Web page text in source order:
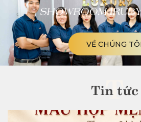
SHOWROOM
VỀ CHÚNG TÔI
Tin tức
T